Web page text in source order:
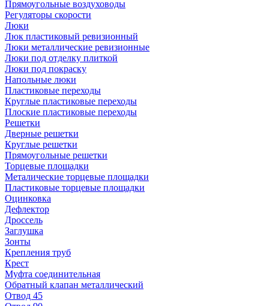
Прямоугольные воздуховоды
Регуляторы скорости
Люки
Люк пластиковый ревизионный
Люки металлические ревизионные
Люки под отделку плиткой
Люки под покраску
Напольные люки
Пластиковые переходы
Круглые пластиковые переходы
Плоские пластиковые переходы
Решетки
Дверные решетки
Круглые решетки
Прямоугольные решетки
Торцевые площадки
Металические торцевые площадки
Пластиковые торцевые площадки
Оцинковка
Дефлектор
Дроссель
Заглушка
Зонты
Крепления труб
Крест
Муфта соединительная
Обратный клапан металлический
Отвод 45